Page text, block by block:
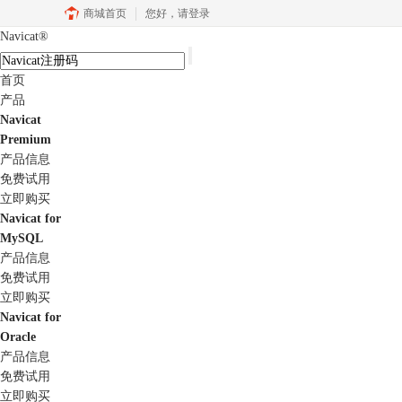
商城首页 您好， 请登录
Navicat®
首页
产品
Navicat
Premium
产品信息
免费试用
立即购买
Navicat for
MySQL
产品信息
免费试用
立即购买
Navicat for
Oracle
产品信息
免费试用
立即购买